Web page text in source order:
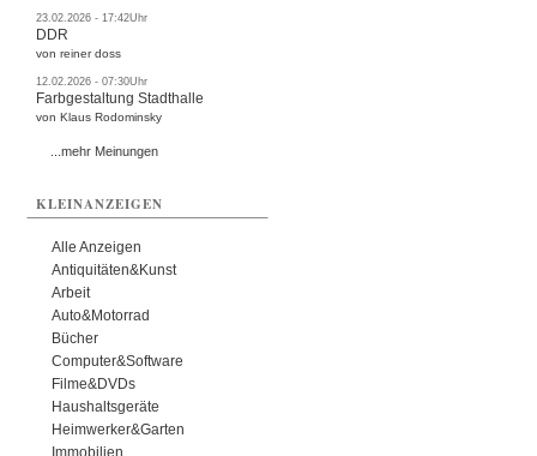
23.02.2026 - 17:42Uhr
DDR
von reiner doss
12.02.2026 - 07:30Uhr
Farbgestaltung Stadthalle
von Klaus Rodominsky
...mehr Meinungen
KLEINANZEIGEN
Alle Anzeigen
Antiquitäten&Kunst
Arbeit
Auto&Motorrad
Bücher
Computer&Software
Filme&DVDs
Haushaltsgeräte
Heimwerker&Garten
Immobilien